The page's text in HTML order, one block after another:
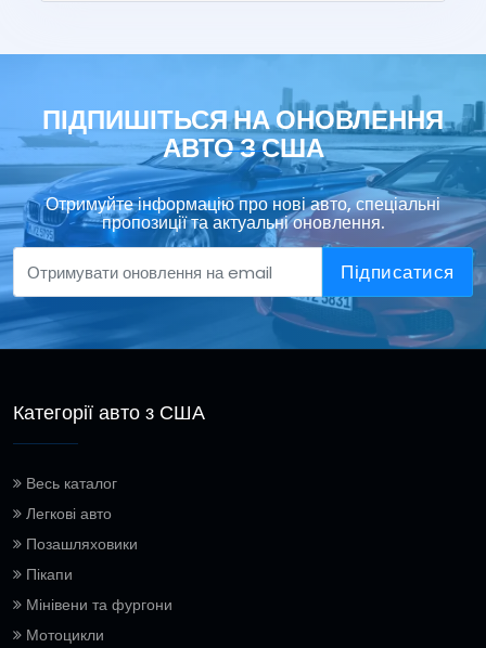
ПІДПИШІТЬСЯ НА ОНОВЛЕННЯ
АВТО З США
Отримуйте інформацію про нові авто, спеціальні
пропозиції та актуальні оновлення.
Підписатися
Категорії авто з США
Весь каталог
Легкові авто
Позашляховики
Пікапи
Мінівени та фургони
Мотоцикли